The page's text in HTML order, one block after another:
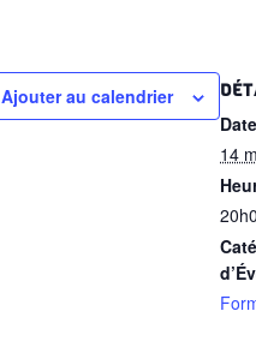
Ajouter au calendrier
14